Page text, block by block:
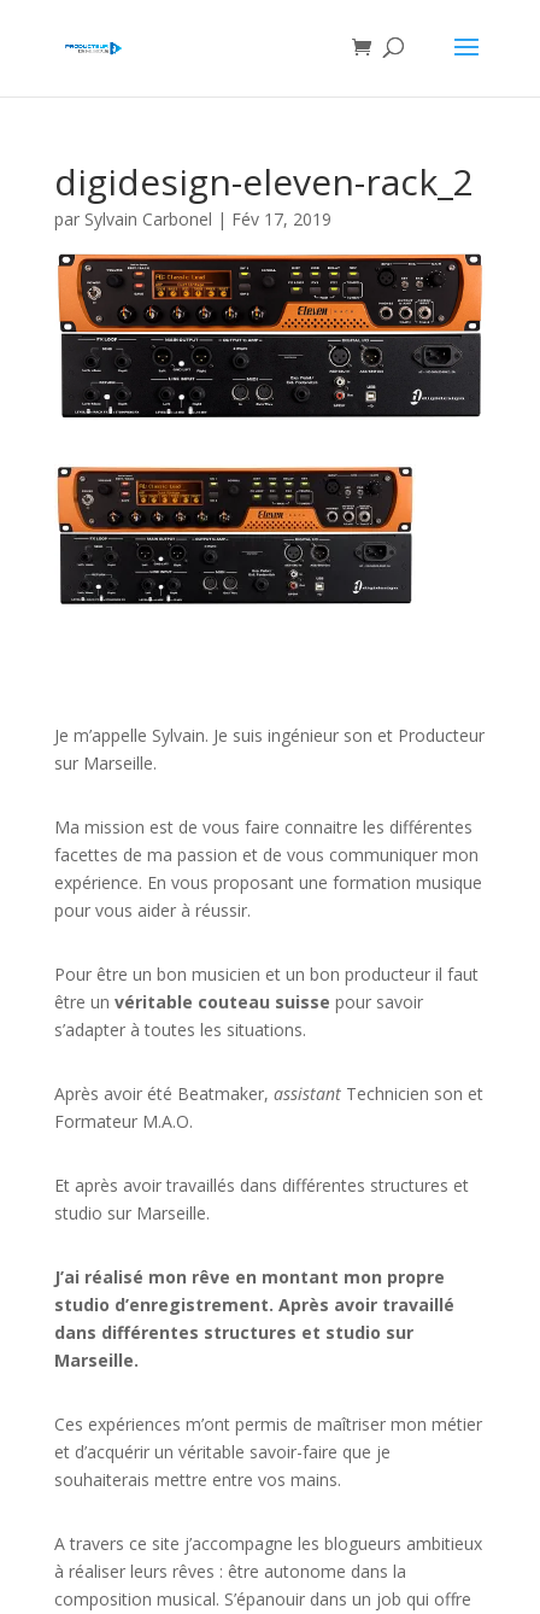
digidesign-eleven-rack_2
par Sylvain Carbonel | Fév 17, 2019
Je m’appelle Sylvain. Je suis ingénieur son et Producteur
sur Marseille.
Ma mission est de vous faire connaitre les différentes
facettes de ma passion et de vous communiquer mon
expérience. En vous proposant une formation musique
pour vous aider à réussir.
Pour être un bon musicien et un bon producteur il faut
être un véritable couteau suisse pour savoir
s’adapter à toutes les situations.
Après avoir été Beatmaker, assistant Technicien son et
Formateur M.A.O.
Et après avoir travaillés dans différentes structures et
studio sur Marseille.
J’ai réalisé mon rêve en montant mon propre
studio d’enregistrement. Après avoir travaillé
dans différentes structures et studio sur
Marseille.
Ces expériences m’ont permis de maîtriser mon métier
et d’acquérir un véritable savoir-faire que je
souhaiterais mettre entre vos mains.
A travers ce site j’accompagne les blogueurs ambitieux
à réaliser leurs rêves : être autonome dans la
composition musical. S’épanouir dans un job qui offre